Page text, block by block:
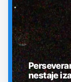
nestaje